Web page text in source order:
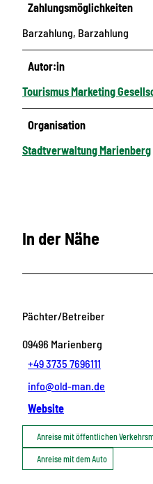
Zahlungsmöglichkeiten
Barzahlung, Barzahlung
Autor:in
Tourismus Marketing
Organisation
Stadtverwaltung Marienberg
In der Nähe
Pächter/Betreiber
09496 Marienberg
+49 3735 7696111
info@old-man.de
Website
Anreise mit öffentlichen
Anreise mit dem Auto